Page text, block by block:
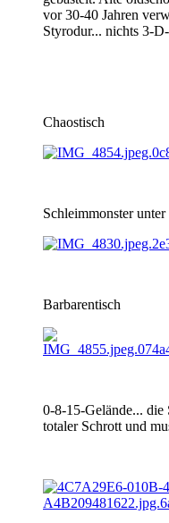
vor 30-40 Jahren
Styrodur... nichts 3-
Chaostisch
Schleimmonster
Barbarentisch
0-8-15-Gelände... die
totaler Schrott und